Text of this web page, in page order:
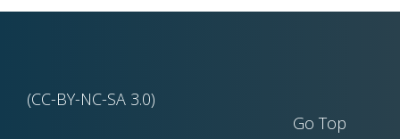
(CC-BY-NC-SA 3.0)
Go Top